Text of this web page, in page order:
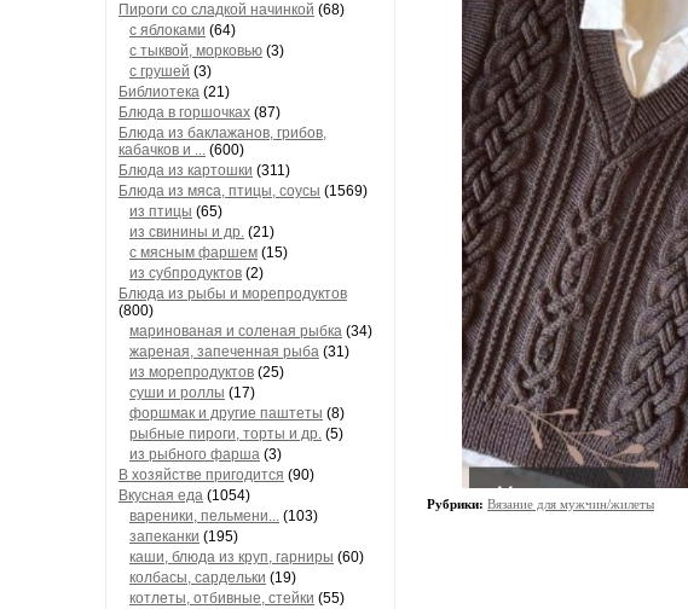
Пироги со сладкой начинкой (68)
с яблоками (64)
с тыквой, морковью (3)
с грушей (3)
Библиотека (21)
Блюда в горшочках (87)
Блюда из баклажанов, грибов,
кабачков и ... (600)
Блюда из картошки (311)
Блюда из мяса, птицы, соусы (1569)
из птицы (65)
из свинины и др. (21)
с мясным фаршем (15)
из субпродуктов (2)
Блюда из рыбы и морепродуктов
(800)
маринованая и соленая рыбка (34)
жареная, запеченная рыба (31)
из морепродуктов (25)
суши и роллы (17)
форшмак и другие паштеты (8)
рыбные пироги, торты и др. (5)
из рыбного фарша (3)
В хозяйстве пригодится (90)
Вкусная еда (1054)
вареники, пельмени... (103)
запеканки (195)
каши, блюда из круп, гарниры (60)
колбасы, сардельки (19)
котлеты, отбивные, стейки (55)
Рубрики: Вязание для мужчин/жилеты